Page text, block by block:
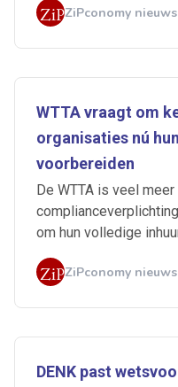
ZiPconomy
WTTA vraagt om
organisaties nú
voorbereiden
De WTTA is veel
om hun volledige
ZiPconomy
DENK past